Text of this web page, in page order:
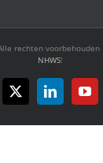
rechten
NHWS!
X LinkedIn